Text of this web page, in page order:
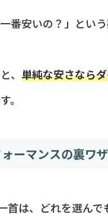
一番安いの？」とい
、 単純な安さなら
。
ーマンスの裏ワザ
首は、どれを選んで